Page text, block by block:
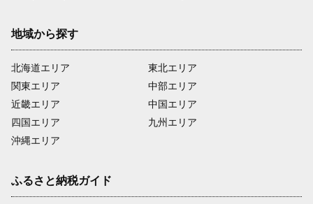
地域から探す
北海道エリア
関東エリア
近畿エリア
四国エリア
沖縄エリア
東北エリア
中部エリア
中国エリア
九州エリア
ふるさと納税ガイド